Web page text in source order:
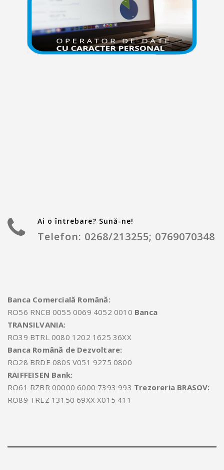
Ai o întrebare? Sună-ne!
Telefon: 0268/213255; 0769070348
Banca Comercială Română:
RO56 RNCB 0055 0069 4052 0010 Banca
TRANSILVANIA:
RO39 BTRL 0080 1202 1625 36XX
Banca Română de Dezvoltare:
RO28 BRDE 080S V051 9275 0800
RAIFFEISEN Bank:
RO61 RZBR 00000 6000 7393 993 Trezoreria BRASOV:
RO89 TREZ 13150 69XX X015 411